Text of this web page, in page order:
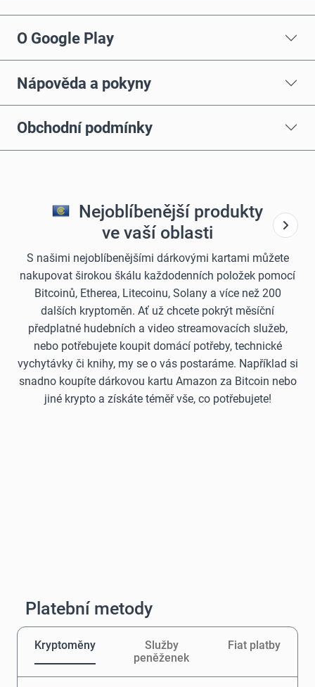
O Google Play
Nápověda a pokyny
Obchodní podmínky
Nejoblíbenější produkty
ve vaší oblasti
S našimi nejoblíbenějšími dárkovými kartami můžete
nakupovat širokou škálu každodenních položek pomocí
Bitcoinů, Etherea, Litecoinu, Solany a více než 200
dalších kryptoměn. Ať už chcete pokrýt měsíční
předplatné hudebních a video streamovacích služeb,
nebo potřebujete koupit domácí potřeby, technické
vychytávky či knihy, my se o vás postaráme. Například si
snadno koupíte dárkovou kartu Amazon za Bitcoin nebo
jiné krypto a získáte téměř vše, co potřebujete!
Platební metody
Kryptoměny
Služby
peněženek
Fiat platby